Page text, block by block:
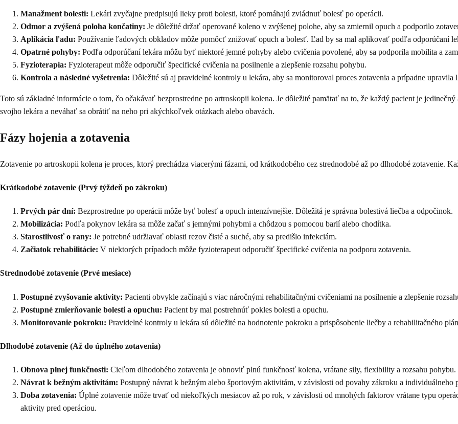
Manažment bolesti: Lekári zvyčajne predpisujú lieky proti bolesti, ktoré pomáhajú zvládnuť bolesť po operácii.
Odmor a zvýšená poloha končatiny: Je dôležité držať operované koleno v zvýšenej polohe, aby sa zmiernil opuch a podporilo
Aplikácia ľadu: Používanie ľadových obkladov môže pomôcť znižovať opuch a bolesť. Ľad by sa mal aplikovať podľa odporúčaní
Opatrné pohyby: Podľa odporúčaní lekára môžu byť niektoré jemné pohyby alebo cvičenia povolené, aby sa podporila mobilita a
Fyzioterapia: Fyzioterapeut môže odporučiť špecifické cvičenia na posilnenie a zlepšenie rozsahu pohybu.
Kontrola a následné vyšetrenia: Dôležité sú aj pravidelné kontroly u lekára, aby sa monitoroval proces zotavenia a prípadne upravila
Toto sú základné informácie o tom, čo očakávať bezprostredne po artroskopii kolena. Je dôležité pamätať na to, že každý pacient je
svojho lekára a neváhať sa obrátiť na neho pri akýchkoľvek otázkach alebo obavách.
Fázy hojenia a zotavenia
Zotavenie po artroskopii kolena je proces, ktorý prechádza viacerými fázami, od krátkodobého cez strednodobé až po dlhodobé zotavenie.
Krátkodobé zotavenie (Prvý týždeň po zákroku)
Prvých pár dní: Bezprostredne po operácii môže byť bolesť a opuch intenzívnejšie. Dôležitá je správna bolestivá liečba a odpočinok.
Mobilizácia: Podľa pokynov lekára sa môže začať s jemnými pohybmi a chôdzou s pomocou barlí alebo chodítka.
Starostlivosť o rany: Je potrebné udržiavať oblasti rezov čisté a suché, aby sa predišlo infekciám.
Začiatok rehabilitácie: V niektorých prípadoch môže fyzioterapeut odporučiť špecifické cvičenia na podporu zotavenia.
Strednodobé zotavenie (Prvé mesiace)
Postupné zvyšovanie aktivity: Pacienti obvykle začínajú s viac náročnými rehabilitačnými cvičeniami na posilnenie a zlepšenie
Postupné zmierňovanie bolesti a opuchu: Pacient by mal postrehnúť pokles bolesti a opuchu.
Monitorovanie pokroku: Pravidelné kontroly u lekára sú dôležité na hodnotenie pokroku a prispôsobenie liečby a rehabilitačného
Dlhodobé zotavenie (Až do úplného zotavenia)
Obnova plnej funkčnosti: Cieľom dlhodobého zotavenia je obnoviť plnú funkčnosť kolena, vrátane sily, flexibility a rozsahu pohybu.
Návrat k bežným aktivitám: Postupný návrat k bežným alebo športovým aktivitám, v závislosti od povahy zákroku a individuálneho
Doba zotavenia: Úplné zotavenie môže trvať od niekoľkých mesiacov až po rok, v závislosti od mnohých faktorov vrátane typu
aktivity pred operáciou.